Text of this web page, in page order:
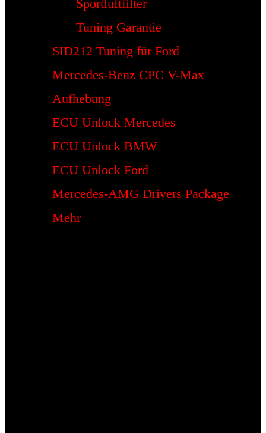
Sportluftfilter
Tuning Garantie
SID212 Tuning für Ford
Mercedes-Benz CPC V-Max
Aufhebung
ECU Unlock Mercedes
ECU Unlock BMW
ECU Unlock Ford
Mercedes-AMG Drivers Package
Mehr